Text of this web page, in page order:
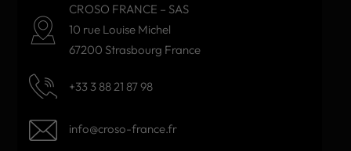
CROSO FRANCE – SAS
10 rue Louise Michel
67200 Strasbourg France
+33 3 88 21 87 98
info@croso-france.fr